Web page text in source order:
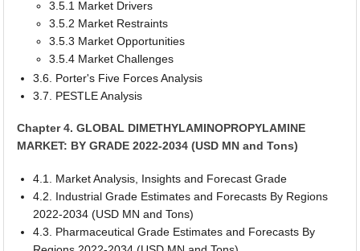
3.5.1 Market Drivers
3.5.2 Market Restraints
3.5.3 Market Opportunities
3.5.4 Market Challenges
3.6. Porter's Five Forces Analysis
3.7. PESTLE Analysis
Chapter 4. GLOBAL DIMETHYLAMINOPROPYLAMINE
MARKET: BY GRADE 2022-2034 (USD MN and Tons)
4.1. Market Analysis, Insights and Forecast Grade
4.2. Industrial Grade Estimates and Forecasts By Regions
2022-2034 (USD MN and Tons)
4.3. Pharmaceutical Grade Estimates and Forecasts By